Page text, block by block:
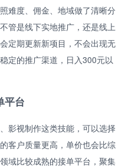
难度、佣金、地域做了清晰分
管是线下实地推广，还是线上
定期更新新项目，不会出现无
定的推广渠道，日入300元以
平台
影视制作这类技能，可以选择
客户质量更高，单价也会比综
域比较成熟的接单平台，聚集